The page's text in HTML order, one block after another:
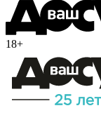
18+